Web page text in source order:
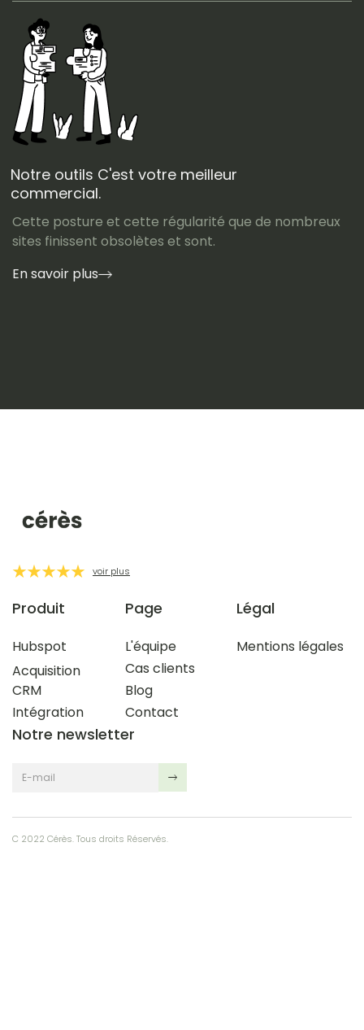
Notre outils C'est votre meilleur
commercial.
Cette posture et cette régularité que de nombreux
sites finissent obsolètes et sont.
En savoir plus
voir plus
Produit
Hubspot
Acquisition
CRM
Intégration
Page
L'équipe
Cas clients
Blog
Contact
Légal
Mentions légales
Notre newsletter
C 2022 Cérès. Tous droits Réservés.